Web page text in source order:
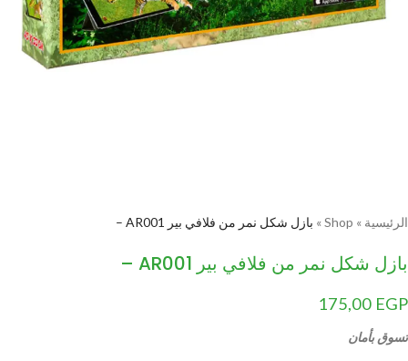
الرئيسية »
Shop
» بازل شكل نمر من فلافي بير AR001 –
بازل شكل نمر من فلافي بير AR001 –
175,00 EGP
تسوق بأمان